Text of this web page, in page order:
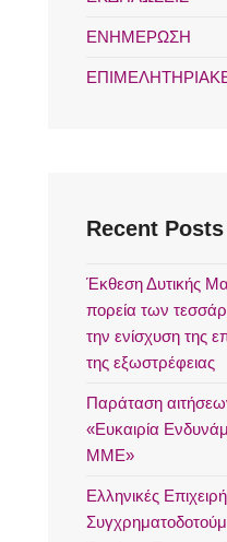
ΕΝΗΜΕΡΩΣΗ
Recent Posts
Έκθεση Δυτικής
πορεία των
την ενίσχυση της
της εξωστρέφειας
Παράταση
«Ευκαιρία
ΜΜΕ»
Ελληνικές